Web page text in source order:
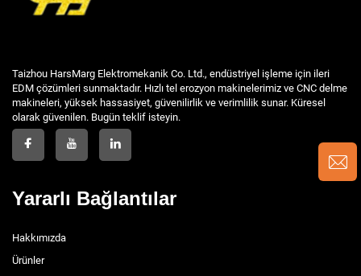
Taizhou HarsMarg Elektromekanik Co. Ltd., endüstriyel işleme için ileri
EDM çözümleri sunmaktadır. Hızlı tel erozyon makinelerimiz ve CNC delme
makineleri, yüksek hassasiyet, güvenilirlik ve verimlilik sunar. Küresel
olarak güvenilen. Bugün teklif isteyin.
Yararlı Bağlantılar
Hakkımızda
Ürünler